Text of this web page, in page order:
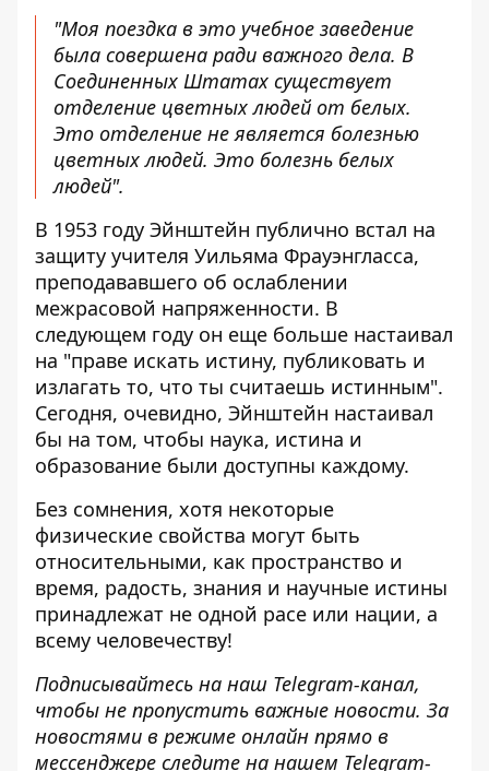
"Моя поездка в это учебное заведение
была совершена ради важного дела. В
Соединенных Штатах существует
отделение цветных людей от белых.
Это отделение не является болезнью
цветных людей. Это болезнь белых
людей".
В 1953 году Эйнштейн публично встал на
защиту учителя Уильяма Фрауэнгласса,
преподававшего об ослаблении
межрасовой напряженности. В
следующем году он еще больше настаивал
на "праве искать истину, публиковать и
излагать то, что ты считаешь истинным".
Сегодня, очевидно, Эйнштейн настаивал
бы на том, чтобы наука, истина и
образование были доступны каждому.
Без сомнения, хотя некоторые
физические свойства могут быть
относительными, как пространство и
время, радость, знания и научные истины
принадлежат не одной расе или нации, а
всему человечеству!
Подписывайтесь на наш Telegram-канал,
чтобы не пропустить важные новости. За
новостями в режиме онлайн прямо в
мессенджере следите на нашем Telegram-